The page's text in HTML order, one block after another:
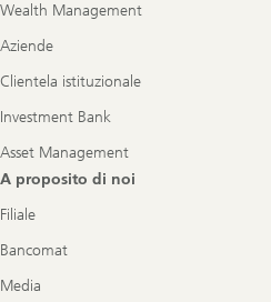
Wealth Management
Aziende
Clientela istituzionale
Investment Bank
Asset Management
A proposito di noi
Filiale
Bancomat
Media